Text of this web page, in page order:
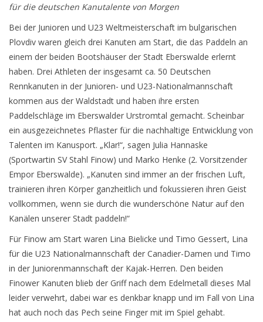
für die deutschen Kanutalente von Morgen
Bei der Junioren und U23 Weltmeisterschaft im bulgarischen
Plovdiv waren gleich drei Kanuten am Start, die das Paddeln an
einem der beiden Bootshäuser der Stadt Eberswalde erlernt
haben. Drei Athleten der insgesamt ca. 50 Deutschen
Rennkanuten in der Junioren- und U23-Nationalmannschaft
kommen aus der Waldstadt und haben ihre ersten
Paddelschläge im Eberswalder Urstromtal gemacht. Scheinbar
ein ausgezeichnetes Pflaster für die nachhaltige Entwicklung von
Talenten im Kanusport. „Klar!“, sagen Julia Hannaske
(Sportwartin SV Stahl Finow) und Marko Henke (2. Vorsitzender
Empor Eberswalde). „Kanuten sind immer an der frischen Luft,
trainieren ihren Körper ganzheitlich und fokussieren ihren Geist
vollkommen, wenn sie durch die wunderschöne Natur auf den
Kanälen unserer Stadt paddeln!“
Für Finow am Start waren Lina Bielicke und Timo Gessert, Lina
für die U23 Nationalmannschaft der Canadier-Damen und Timo
in der Juniorenmannschaft der Kajak-Herren. Den beiden
Finower Kanuten blieb der Griff nach dem Edelmetall dieses Mal
leider verwehrt, dabei war es denkbar knapp und im Fall von Lina
hat auch noch das Pech seine Finger mit im Spiel gehabt.